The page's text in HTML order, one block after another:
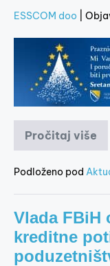
ESSCOM doo
Pročitaj više
Podloženo pod
Vlada FBiH
kreditne